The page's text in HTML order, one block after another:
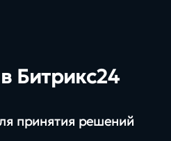
Битрикс24
принятия решений